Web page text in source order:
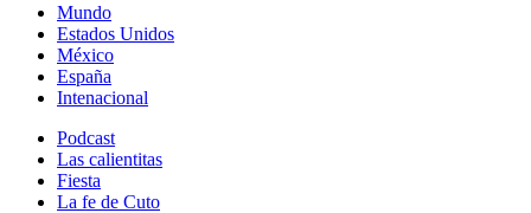
Mundo
Estados Unidos
México
España
Intenacional
Podcast
Las calientitas
Fiesta
La fe de Cuto